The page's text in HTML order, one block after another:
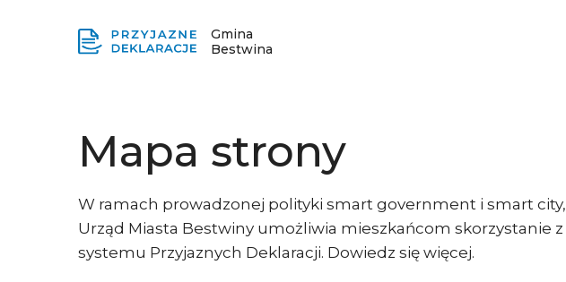
Gmina
Bestwina
Mapa strony
W ramach prowadzonej polityki smart government i smart city,
Urząd Miasta Bestwiny umożliwia mieszkańcom skorzystanie z
systemu Przyjaznych Deklaracji. Dowiedz się więcej.